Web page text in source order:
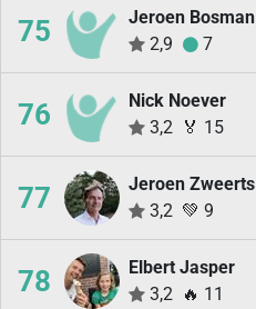
75
Jeroen Bosman
2,9
7
76
Nick Noever
3,2 🏅 15
77
Jeroen Zweerts
3,2 💚 9
78
Elbert Jasper
3,2 🔥 11